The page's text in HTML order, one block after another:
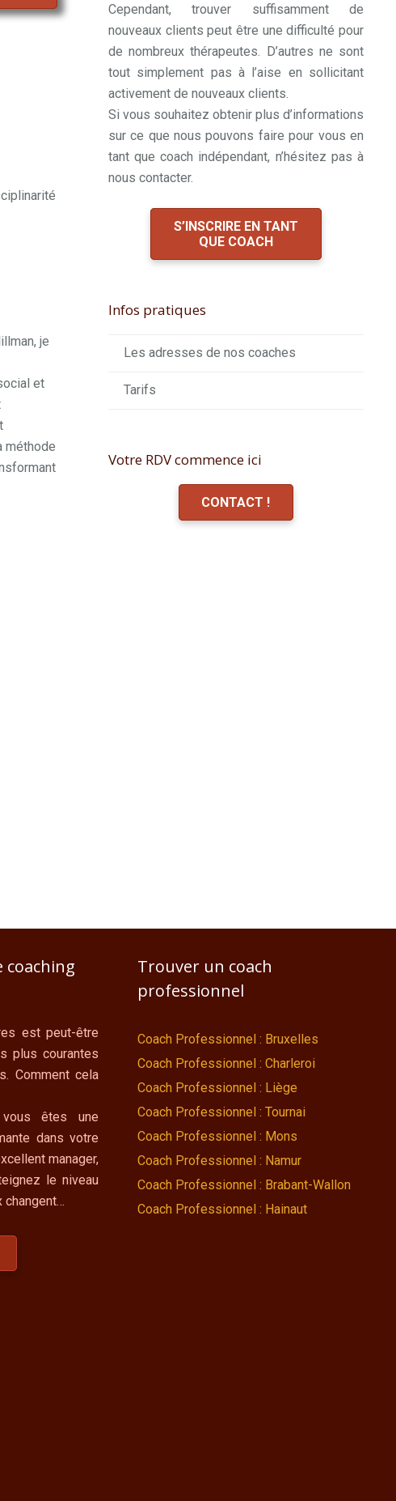
je
et
méthode
Cependant, trouver suffisamment de
nouveaux clients peut être une difficulté pour
de nombreux thérapeutes. D’autres ne sont
tout simplement pas à l’aise en sollicitant
activement de nouveaux clients.
Si vous souhaitez obtenir plus d’informations
sur ce que nous pouvons faire pour vous en
tant que coach indépendant, n’hésitez pas à
nous contacter.
S’INSCRIRE EN TANT
QUE COACH
Infos pratiques
Les adresses de nos coaches
Tarifs
Votre RDV commence ici
CONTACT !
coaching
est peut-être
plus courantes
Comment cela
êtes une
dans votre
manager,
le niveau
changent…
Trouver un coach
professionnel
Coach Professionnel : Bruxelles
Coach Professionnel : Charleroi
Coach Professionnel : Liège
Coach Professionnel : Tournai
Coach Professionnel : Mons
Coach Professionnel : Namur
Coach Professionnel : Brabant-Wallon
Coach Professionnel : Hainaut